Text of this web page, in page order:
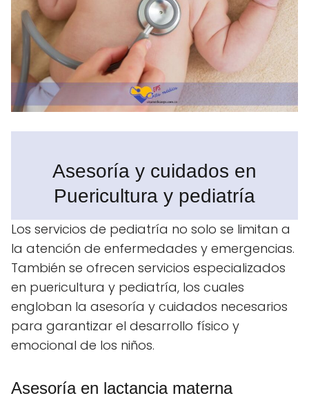
Asesoría y cuidados en
Puericultura y pediatría
Los servicios de pediatría no solo se limitan a
la atención de enfermedades y emergencias.
También se ofrecen servicios especializados
en puericultura y pediatría, los cuales
engloban la asesoría y cuidados necesarios
para garantizar el desarrollo físico y
emocional de los niños.
Asesoría en lactancia materna